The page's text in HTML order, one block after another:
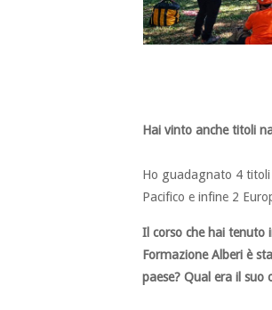
Hai vinto anche titoli
Ho guadagnato 4 titoli
Pacifico e infine 2
Il corso che hai tenuto
Formazione Alberi è
paese? Qual era il suo